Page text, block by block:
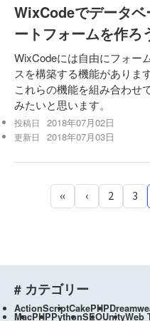
WixCodeでデータ
ートフォームを作ろ
WixCodeには自由にフォー
スを構築する機能があります
これらの機能を組み合わせ
みたいと思います。
投稿日 2018年07月02日
更新日 2018年07月03日
« ‹ 2 3
# カテゴリー
ActionScriptCakePHP
MacPHPPythonSEOUnityWeb